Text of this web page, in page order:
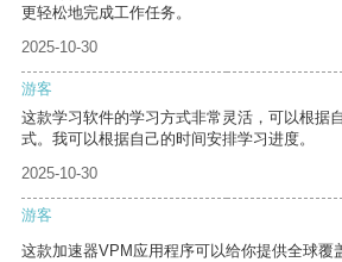
更轻松地完成工作任务。
2025-10-30
游客
这款学习软件的学习方式非常灵活，可以根据
式。我可以根据自己的时间安排学习进度。
2025-10-30
游客
这款加速器VPM应用程序可以给你提供全球覆